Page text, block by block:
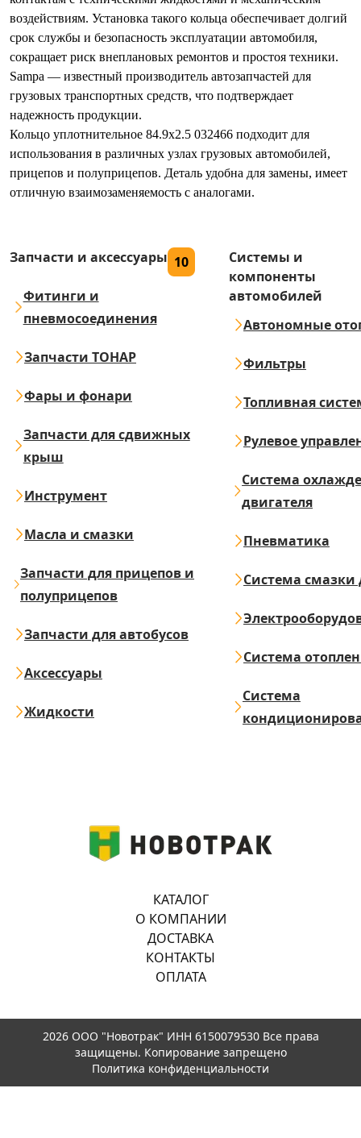
воздействиям. Установка такого кольца обеспечивает долгий
срок службы и безопасность эксплуатации автомобиля,
сокращает риск внеплановых ремонтов и простоя техники.
Sampa — известный производитель автозапчастей для
грузовых транспортных средств, что подтверждает
надежность продукции.
Кольцо уплотнительное 84.9x2.5 032466 подходит для
использования в различных узлах грузовых автомобилей,
прицепов и полуприцепов. Деталь удобна для замены, имеет
отличную взаимозаменяемость с аналогами.
Запчасти и аксессуары 10
Фитинги и
пневмосоединения
Запчасти ТОНАР
Фары и фонари
Запчасти для сдвижных
крыш
Инструмент
Масла и смазки
Запчасти для прицепов и
полуприцепов
Запчасти для автобусов
Аксессуары
Жидкости
Системы и
компоненты
автомобилей
Автономные
Фильтры
Топливная
Рулевое
Система
двигателя
Пневматика
Система смазки
Система
Система
КАТАЛОГ
О КОМПАНИИ
ДОСТАВКА
КОНТАКТЫ
ОПЛАТА
2026 ООО "Новотрак" ИНН 6150079530 Все права
защищены. Копирование запрещено
Политика конфиденциальности